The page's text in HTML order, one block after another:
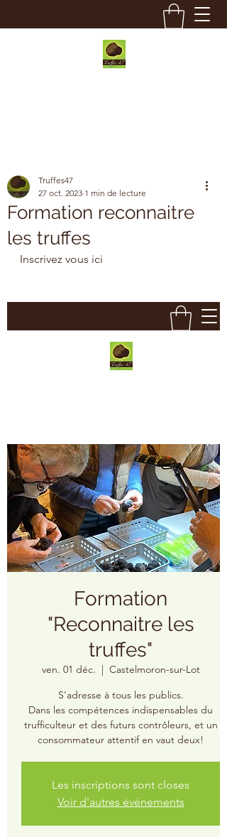
Formation reconnaitre
les truffes
Truffes47
27 oct. 2023 1 min de lecture
Inscrivez vous ici